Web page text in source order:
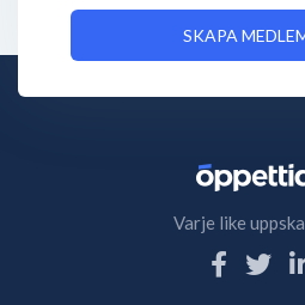
SKAPA
Varje like